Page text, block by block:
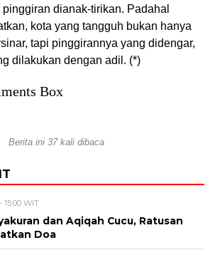
dianak-tirikan. Padahal
kota yang tangguh bukan hanya
tapi pinggirannya yang didengar,
dilakukan dengan adil. (*)
Box
Berita ini 37 kali dibaca
WIT
dan Aqiqah Cucu, Ratusan
Doa